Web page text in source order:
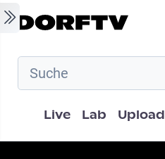
Skip to main content
Hauptnavigation
Live Lab Upload